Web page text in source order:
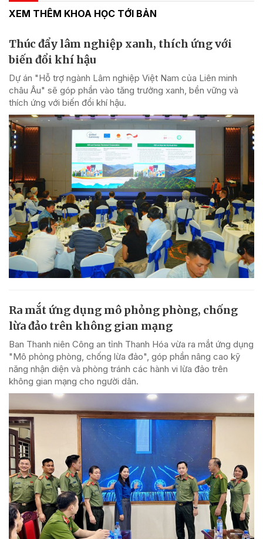
XEM THÊM KHOA HỌC TỚI BẢN
Thúc đẩy lâm nghiệp xanh, thích ứng với
biến đổi khí hậu
Dự án "Hỗ trợ ngành Lâm nghiệp Việt Nam của Liên minh
châu Âu" sẽ góp phần vào tăng trưởng xanh, bền vững và
thích ứng với biến đổi khí hậu.
Ra mắt ứng dụng mô phỏng phòng, chống
lừa đảo trên không gian mạng
Ban Thanh niên Công an tỉnh Thanh Hóa vừa ra mắt ứng dụng
"Mô phỏng phòng, chống lừa đảo", góp phần nâng cao kỹ
năng nhận diện và phòng tránh các hành vi lừa đảo trên
không gian mạng cho người dân.